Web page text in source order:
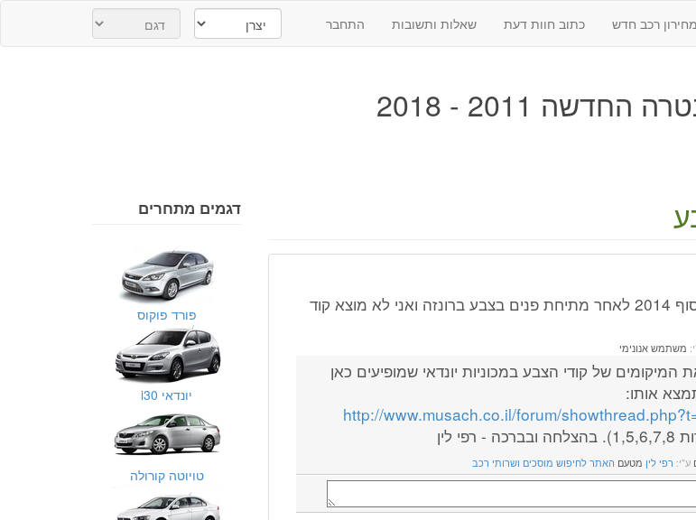
מחירון רכב חדש כתוב חוות דעת שאלות ותשובות התחבר
יש לי יונדאי אלנטרה סוף 2014 לאחר מתיחת פנים בצבע ברונזה ואני לא מוצא קוד
משתמש אנונימי
המיקומים של קודי הצבע במכוניות יונדאי שמופיעים כאן
אותו:
http://www.musach.co.il/forum/
- רפי לין
ע"י: רפי לין מטעם האתר לחיפוש מוסכים ושרותי רכב
דגמים מתחרים
פורד פוקוס
יונדאי i30
טויוטה קורולה